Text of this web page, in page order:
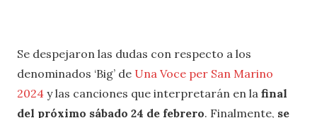
Se despejaron las dudas con respecto a los
denominados ‘Big’ de Una Voce per San Marino
2024 y las canciones que interpretarán en la final
del próximo sábado 24 de febrero. Finalmente, se